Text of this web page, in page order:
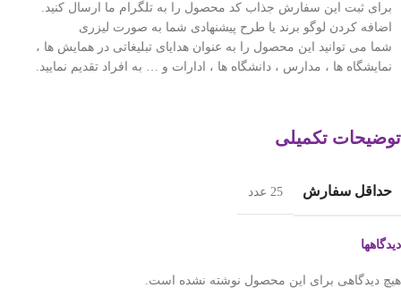
برای ثبت این سفارش جذاب کد محصول را به تلگرام ما ارسال کنید.
اضافه کردن لوگو برند یا طرح پیشنهادی شما به صورت لیزری
شما می توانید این محصول را به عنوان هدایای تبلیغاتی در همایش ها ،
نمایشگاه ها ، مدارس ، دانشگاه ها ، ادارات و … به افراد تقدیم نمایید.
توضیحات تکمیلی
حداقل سفارش 25 عدد
دیدگاهها
هیچ دیدگاهی برای این محصول نوشته نشده است.